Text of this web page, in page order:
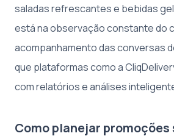
saladas refrescantes e bebidas
está na observação constante do
acompanhamento das conversas
que plataformas como a
com relatórios e análises
Como planejar promoções